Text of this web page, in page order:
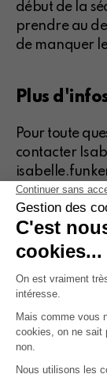
début de la
prendre au
de manquer
Plus
Pour toute
contacter
au 02/
Veuillez noter
voir la